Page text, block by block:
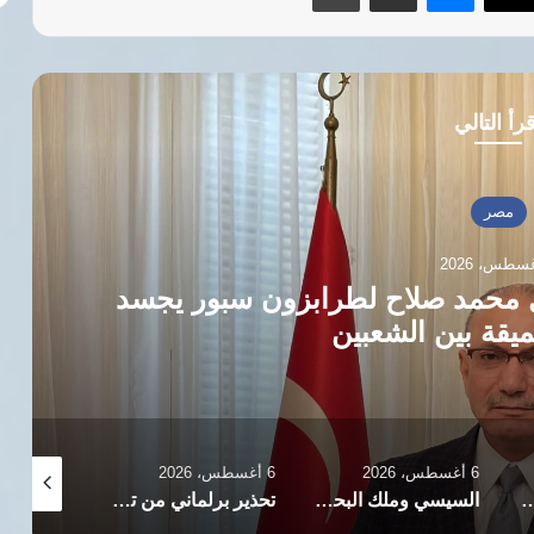
أقرأ التالي
مصر
محمد صلاح لطرابزون سبور يجسد
بين الشعبين
وإزاحة الستار عن تمثاله بإسطنبول
6 أغسطس، 2026
السيسي وملك البحرين يبحثان مستجدات الأوضاع الراهنة بالمنطقة
6 أغسطس، 2026
تحذير برلماني من تزايد جرائم انتحال الصفة عبر المنصات الرقمية